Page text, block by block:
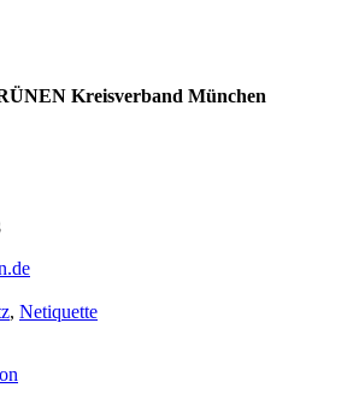
Kreisverband München
, Netiquette